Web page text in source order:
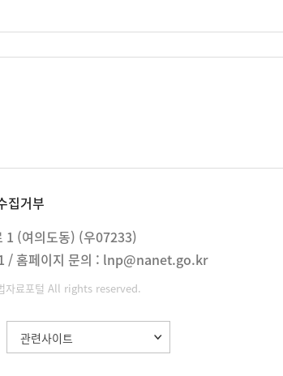
집거부
1 (여의도동) (우07233)
/ 홈페이지 문의 : lnp@nanet.go.kr
자료포털 All rights reserved.
관련사이트